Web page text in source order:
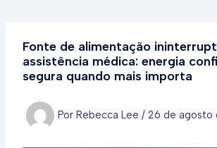
Fonte de alimentação
assistência médica: energia
segura quando mais importa
Por Rebecca Lee / 26 de agosto